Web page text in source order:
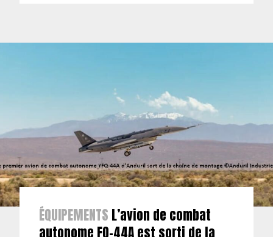
ÉQUIPEMENTS L’avion de combat
autonome FQ-44A est sorti de la